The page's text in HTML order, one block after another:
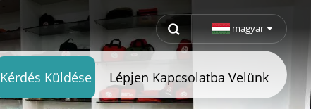
magyar
Kérdés Küldése Lépjen Kapcsolatba Velünk